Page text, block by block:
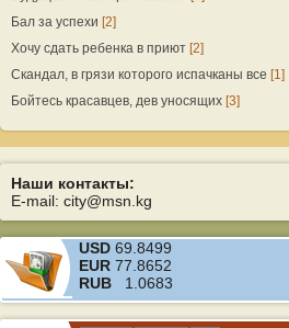
Бал за успехи [2]
Хочу сдать ребенка в приют [2]
Скандал, в грязи которого испачканы все [1]
Бойтесь красавцев, дев уносящих [3]
Наши контакты:
E-mail: city@msn.kg
USD 69.8499
EUR 77.8652
RUB 1.0683